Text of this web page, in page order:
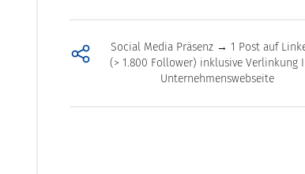
Social Media Präsenz → 1 Post auf
(> 1.800 Follower) inklusive Verlinkung
Unternehmenswebseite